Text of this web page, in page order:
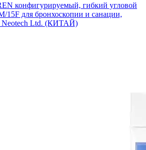
конфигурируемый, гибкий угловой
15F для бронхоскопии и санации,
Neotech Ltd. (КИТАЙ)